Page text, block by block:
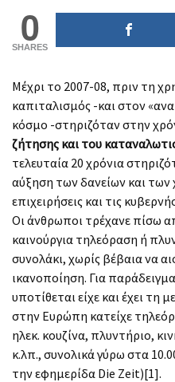
0
SHARES
Μέχρι το 2007-08, πριν τη
καπιταλισμός -και στον
κόσμο -στηριζόταν στην
ζήτησης και του
τελευταία 20 χρόνια
αύξηση των δανείων και των
επιχειρήσεις και τις
Οι άνθρωποι τρέχανε πίσω
καινούργια τηλεόραση ή
συνολάκι, χωρίς βέβαια να
ικανοποίηση. Για
υποτίθεται είχε και έχει τη
στην Ευρώπη κατείχε
ηλεκ. κουζίνα, πλυντήριο,
κ.λπ., συνολικά γύρω στα
την εφημερίδα Die Zeit)[1].